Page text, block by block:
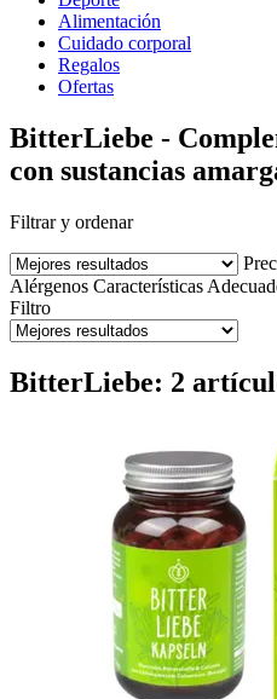
Alimentación
Cuidado corporal
Regalos
Ofertas
BitterLiebe -
con sustancias
Filtrar y ordenar
Alérgenos Características
Filtro
BitterLiebe: 2